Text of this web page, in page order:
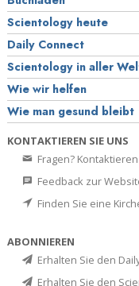
Scientology heute
Daily Connect
Scientology in aller
Wie wir helfen
Wie man gesund bleibt
KONTAKTIEREN SIE UNS
Fragen?
Feedback zur
Finden Sie eine
ABONNIEREN
Erhalten Sie den
Erhalten Sie den